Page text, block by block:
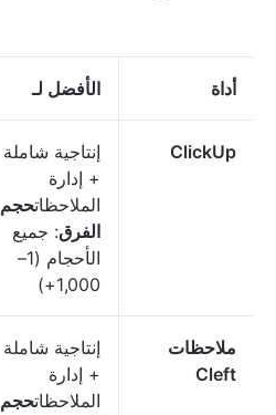
أداة الأفضل لـ
ClickUp
إنتاجية شاملة
+ إدارة
الملاحظاتحجم
الفرق: جميع
الأحجام (1–
1,000+)
ملاحظات
Cleft
إنتاجية شاملة
+ إدارة
الملاحظاتحجم